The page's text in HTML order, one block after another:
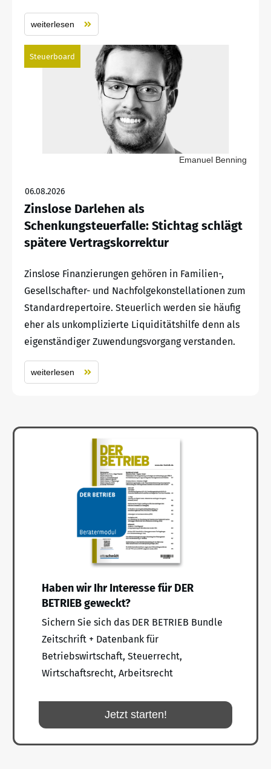
weiterlesen
Steuerboard
Emanuel Benning
06.08.2026
Zinslose Darlehen als
Schenkungsteuerfalle: Stichtag schlägt
spätere Vertragskorrektur
Zinslose Finanzierungen gehören in Familien-,
Gesellschafter- und Nachfolgekonstellationen zum
Standardrepertoire. Steuerlich werden sie häufig
eher als unkomplizierte Liquiditätshilfe denn als
eigenständiger Zuwendungsvorgang verstanden.
weiterlesen
Haben wir Ihr Interesse für DER
BETRIEB geweckt?
Sichern Sie sich das DER BETRIEB Bundle
Zeitschrift + Datenbank für
Betriebswirtschaft, Steuerrecht,
Wirtschaftsrecht, Arbeitsrecht
Jetzt starten!